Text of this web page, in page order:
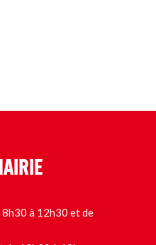
8h30 à 12h30 et de